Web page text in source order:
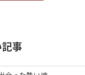
事